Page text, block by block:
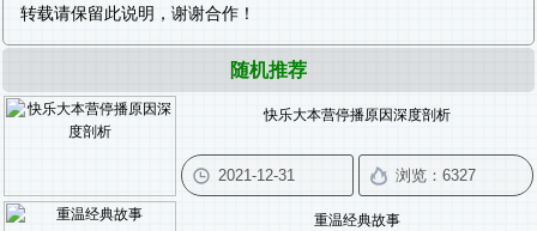
转载请保留此说明，谢谢合作！
随机推荐
快乐大本营停播原因深度剖析
重温经典故事